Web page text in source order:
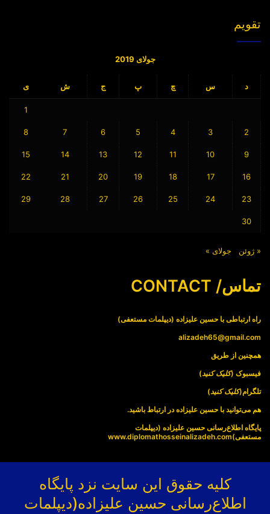
تقویم
جولای 2019
د س چ پ ج ش ی
1
2
3
4
5
6
7
8
9
10
11
12
13
14
15
16
17
18
19
20
21
22
23
24
25
26
27
28
29
30
« ژوئن جولای »
تماس/ CONTACT
راه ارتباطی با حسین علیزاده (دیپلمات مستعفی)
alizadeh65@gmail.com
همچنین از طریق
فیسبوک (کلیک کنید)
تلگرام(کلیک کنید)
هم می‌توانید با حسین علیزاده در ارتباط باشید.
پایگاه اطلاع‌رسانی حسین علیزاده (دیپلمات
مستعفی)www.diplomathosseinalizadeh.com
کلیه حقوق این سایت نزد پایگاه
اطلاع‌رسانی حسین علیزاده(دیپلمات